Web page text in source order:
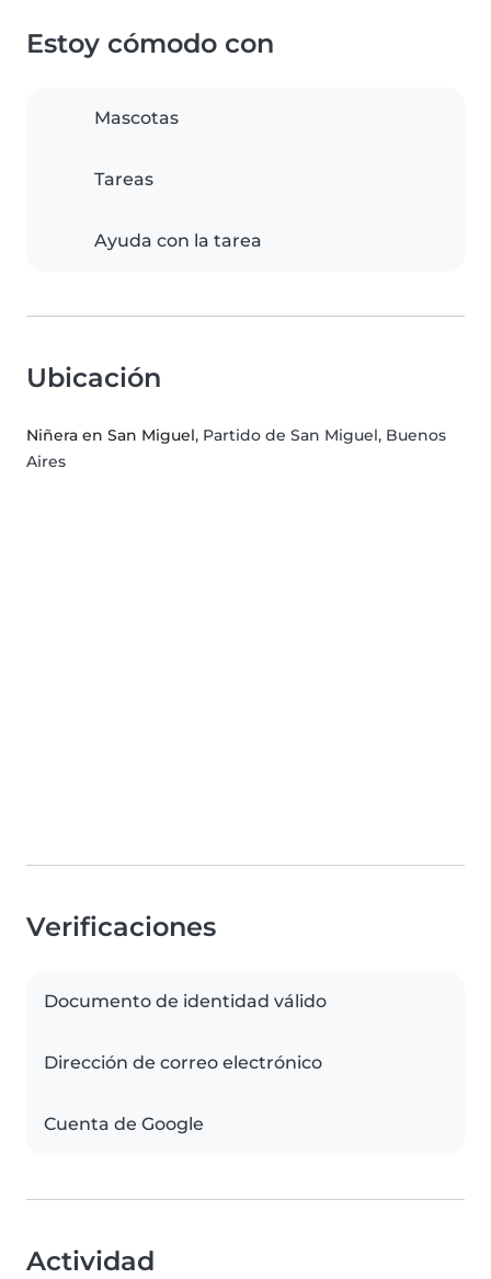
Estoy cómodo con
Mascotas
Tareas
Ayuda con la tarea
Ubicación
Niñera en San Miguel, Partido de San Miguel, Buenos
Aires
Verificaciones
Documento de identidad válido
Dirección de correo electrónico
Cuenta de Google
Actividad